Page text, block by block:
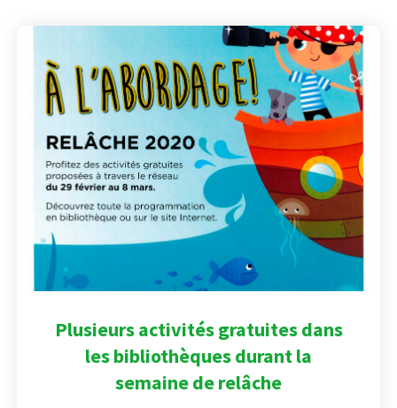
Plusieurs activités gratuites dans
les bibliothèques durant la
semaine de relâche